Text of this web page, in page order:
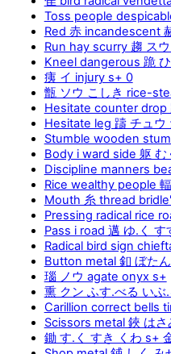
Toss people
Red 赤 incandescent
Run hay scurry 趨 ス
Kneel dangerous 跪
痍 イ injury s+ 0
甑 ソウ こしき rice-
Hesitate counter drop
Hesitate leg 躊 チュウ
Stumble wooden
Body i ward side 躯 む
Discipline manners
Rice wealthy people
Mouth 糸 thread
Pressing radical rice
Pass i road 邁 ゆ.く す
Radical bird sign
Button metal 釦 ぼた
瑙 ノウ agate onyx s+
熏 クン ふす.べる いぶ
Carillion correct bells
Scissors metal 鋏 は
鋤 す.く すき くわ s+